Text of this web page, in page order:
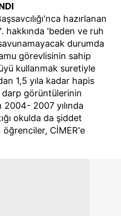
hazırlanan
hakkında 'beden ve ruh
durumda
görevlisinin sahip
kullanmak suretiyle
1,5 yıla kadar hapis
darp görüntülerinin
2004- 2007 yılında
okulda da şiddet
öğrenciler, CİMER'e